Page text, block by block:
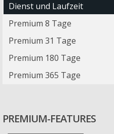
Dienst und Laufzeit
Premium 8 Tage
Premium 31 Tage
Premium 180 Tage
Premium 365 Tage
PREMIUM-FEATURES